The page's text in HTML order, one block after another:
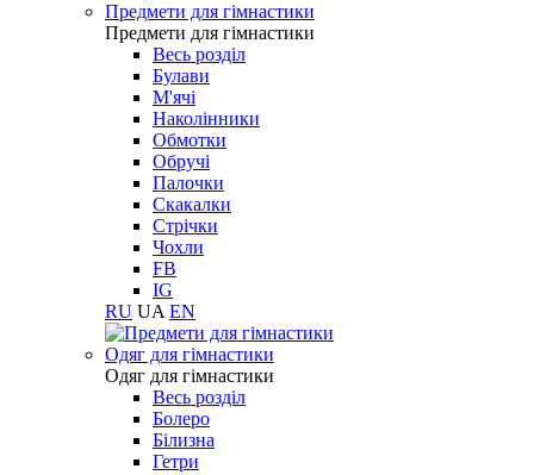
Предмети для гімнастики
Предмети для гімнастики
Весь розділ
Булави
М'ячі
Наколінники
Обмотки
Обручі
Палочки
Скакалки
Стрічки
Чохли
FB
IG
RU UA EN
Одяг для гімнастики
Одяг для гімнастики
Весь розділ
Болеро
Білизна
Гетри